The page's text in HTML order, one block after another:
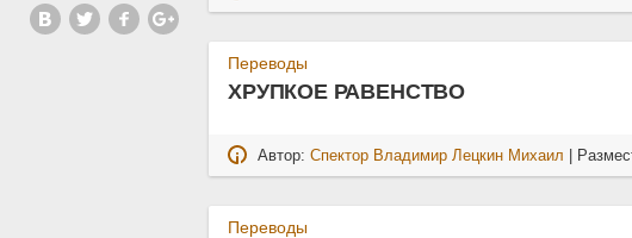
Переводы
ХРУПКОЕ РАВЕНСТВО
Автор:Спектор Владимир Лецкин Михаил |
Переводы